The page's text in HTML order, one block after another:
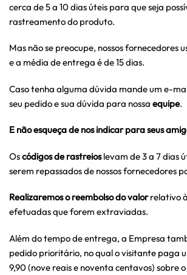
cerca de 5 a 10 dias úteis para que seja
rastreamento do produto.
Mas não se preocupe, nossos fornecedores
e a média de entrega é de 15 dias.
Caso tenha alguma dúvida mande um e-
seu pedido e sua dúvida para nossa equipe.
E não esqueça de nos indicar para seus
Oscódigos de rastreioslevam de 3 a 7 dias
serem repassados de nossos fornecedores
Realizaremos o reembolso do valorrelativo
efetuadas que forem extraviadas.
Além do tempo de entrega, a Empresa
pedido prioritário, no qual o visitante paga
9,90 (nove reais e noventa centavos) sobre